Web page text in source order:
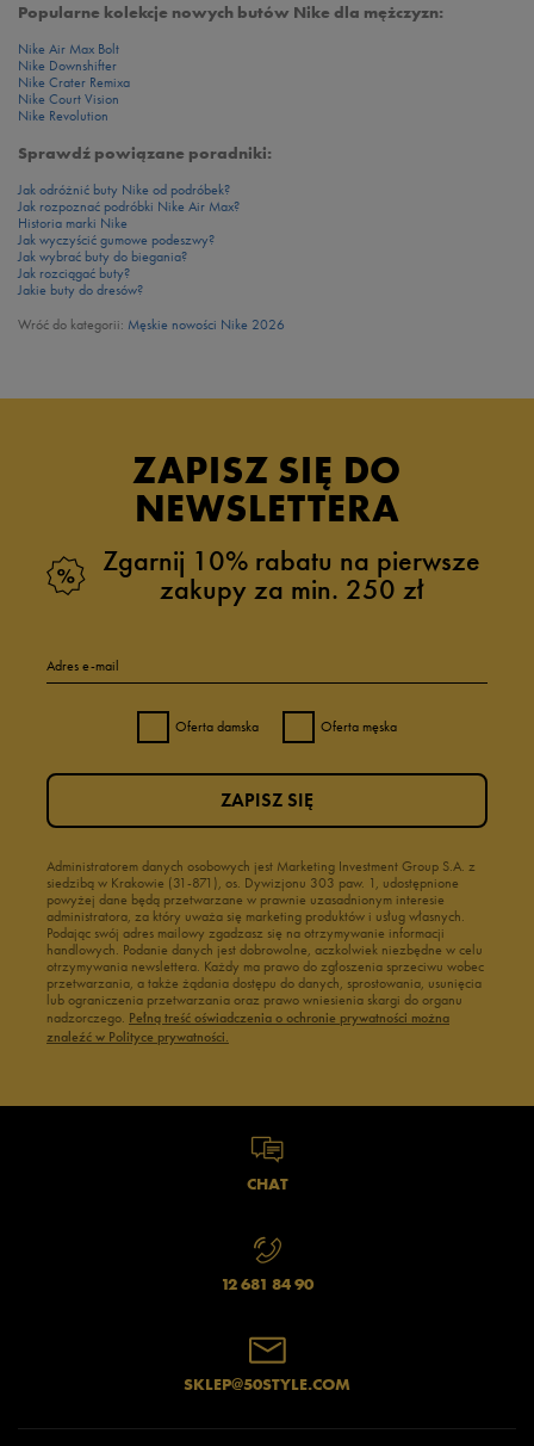
Popularne kolekcje nowych butów Nike dla mężczyzn:
Nike Air Max Bolt
Nike Downshifter
Nike Crater Remixa
Nike Court Vision
Nike Revolution
Sprawdź powiązane poradniki:
Jak odróżnić buty Nike od podróbek?
Jak rozpoznać podróbki Nike Air Max?
Historia marki Nike
Jak wyczyścić gumowe podeszwy?
Jak wybrać buty do biegania?
Jak rozciągać buty?
Jakie buty do dresów?
Wróć do kategorii: Męskie nowości Nike 2026
ZAPISZ SIĘ DO
NEWSLETTERA
Zgarnij 10% rabatu na pierwsze
zakupy za min. 250 zł
Adres e-mail
Oferta damska Oferta męska
Administratorem danych osobowych jest Marketing Investment Group S.A. z
siedzibą w Krakowie (31-871), os. Dywizjonu 303 paw. 1, udostępnione
powyżej dane będą przetwarzane w prawnie uzasadnionym interesie
administratora, za który uważa się marketing produktów i usług własnych.
Podając swój adres mailowy zgadzasz się na otrzymywanie informacji
handlowych. Podanie danych jest dobrowolne, aczkolwiek niezbędne w celu
otrzymywania newslettera. Każdy ma prawo do zgłoszenia sprzeciwu wobec
przetwarzania, a także żądania dostępu do danych, sprostowania, usunięcia
lub ograniczenia przetwarzania oraz prawo wniesienia skargi do organu
nadzorczego. Pełną treść oświadczenia o ochronie prywatności można
znaleźć w Polityce prywatności.
ZAPISZ SIĘ
CHAT
12 681 84 90
SKLEP@50STYLE.COM